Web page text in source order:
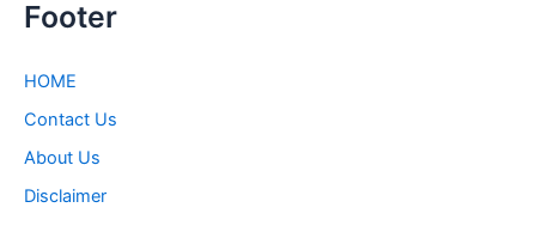
Footer
HOME
Contact Us
About Us
Disclaimer